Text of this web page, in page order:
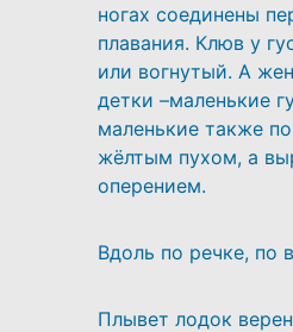
ногах соединены
плавания. Клюв у
или вогнутый. А
детки –маленькие
маленькие также
жёлтым пухом, а
оперением.
Вдоль по речке, по
Плывет лодок